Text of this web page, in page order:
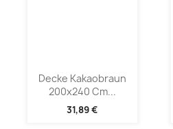
Decke Kakaobraun
200x240 Cm...
31,89 €